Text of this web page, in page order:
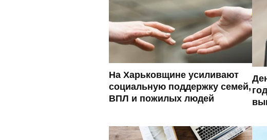
На Харьковщине усиливают
социальную поддержку семей,
ВПЛ и пожилых людей